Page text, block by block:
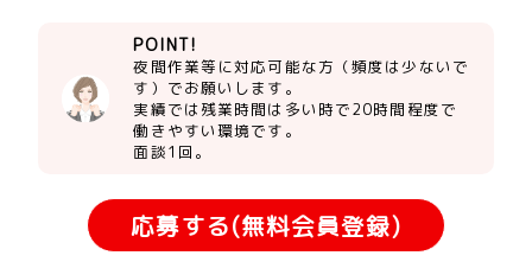
POINT!
夜間作業等に対応可能な方（頻度は少ないで
す）でお願いします。
実績では残業時間は多い時で20時間程度で
働きやすい環境です。
面談1回。
応募する(無料会員登録)